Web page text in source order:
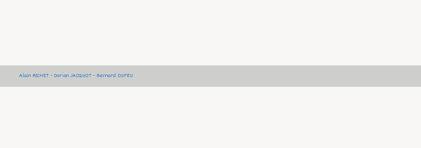
Alain RICHET - Dorian JACQUOT - Bernard DUFEU